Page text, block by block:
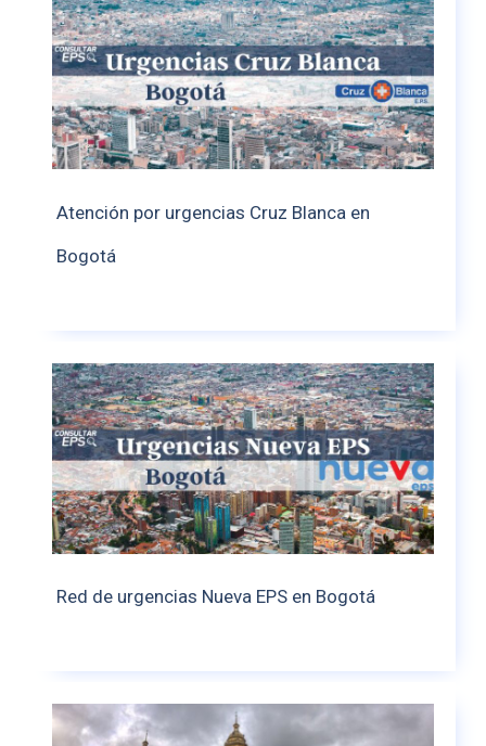
Atención por urgencias Cruz Blanca en
Bogotá
Red de urgencias Nueva EPS en Bogotá